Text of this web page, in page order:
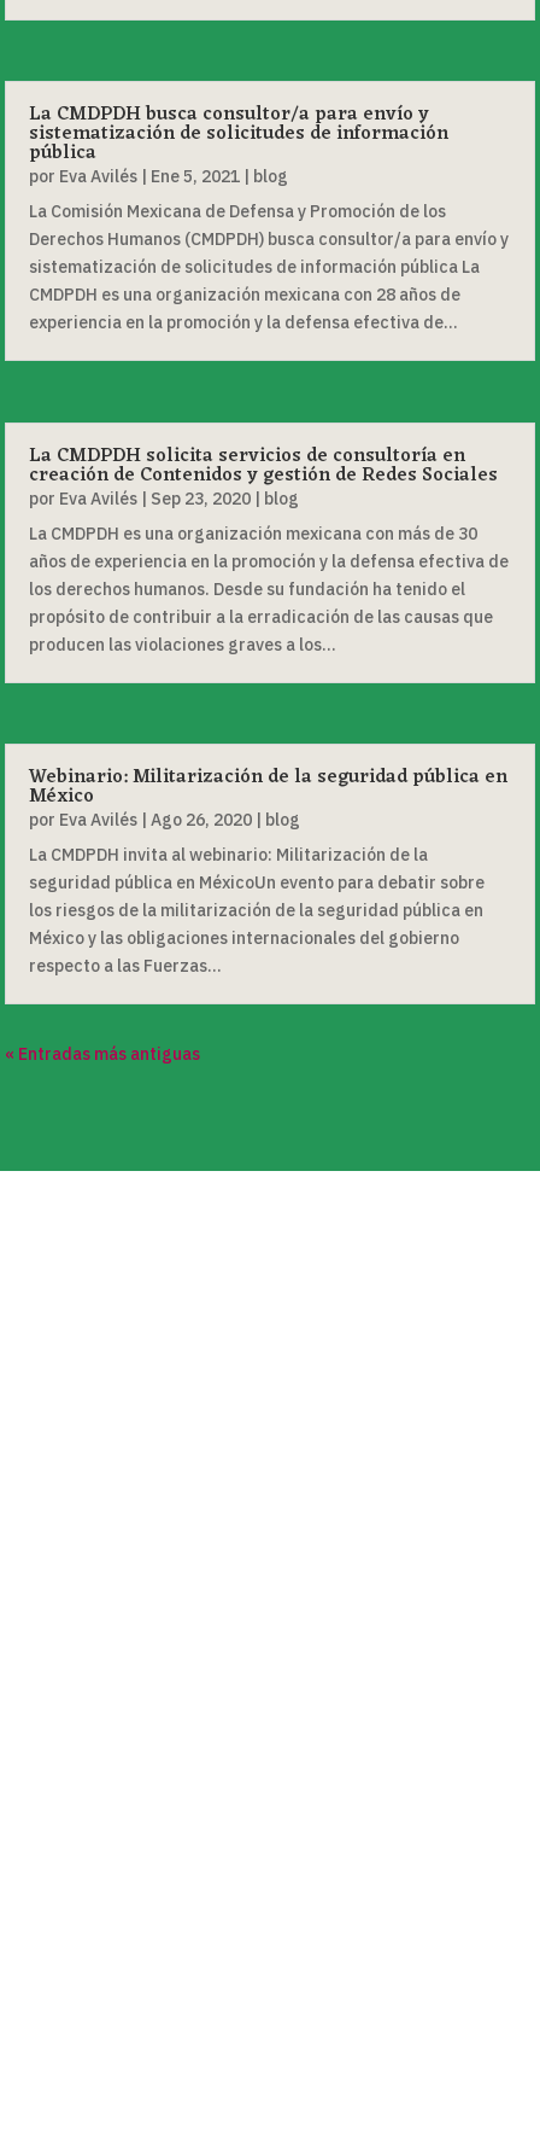
La CMDPDH busca consultor/a para envío y
sistematización de solicitudes de información
pública
por Eva Avilés Ene 5, 2021
blog
La Comisión Mexicana de Defensa y Promoción de los
Derechos Humanos (CMDPDH) busca consultor/a para envío y
sistematización de solicitudes de información pública La
CMDPDH es una organización mexicana con 28 años de
experiencia en la promoción y la defensa efectiva de...
La CMDPDH solicita servicios de consultoría en
creación de Contenidos y gestión de Redes Sociales
por Eva Avilés | Sep 23, 2020 | blog
La CMDPDH es una organización mexicana con más de 30
años de experiencia en la promoción y la defensa efectiva de
los derechos humanos. Desde su fundación ha tenido el
propósito de contribuir a la erradicación de las causas que
producen las violaciones graves a los...
Webinario: Militarización de la seguridad pública en
México
por Eva Avilés |Ago 26, 2020
blog
La CMDPDH invita al webinario: Militarización de la
seguridad pública en MéxicoUn evento para debatir sobre
los riesgos de la militarización de la seguridad pública en
México y las obligaciones internacionales del gobierno
respecto a las Fuerzas...
« Entradas más antiguas